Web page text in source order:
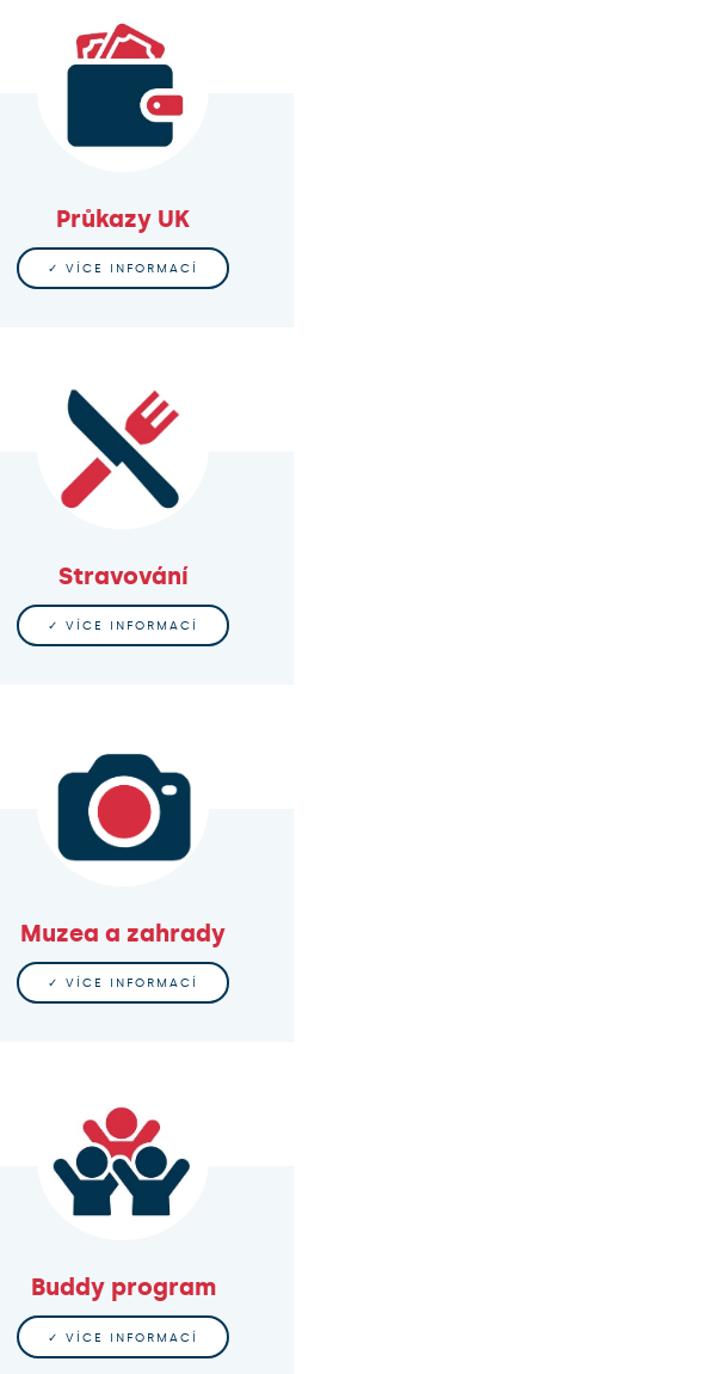
Průkazy UK
✓ VÍCE INFORMACÍ
Stravování
✓ VÍCE INFORMACÍ
Muzea a zahrady
✓ VÍCE INFORMACÍ
Buddy program
✓ VÍCE INFORMACÍ